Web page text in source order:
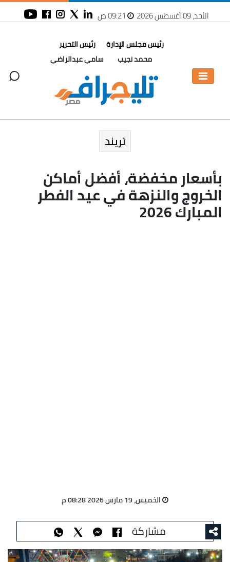
الأحد، 09 أغسطس 2026
رئيس مجلس الإدارة
محمد نجيب
رئيس التحرير
سامي عبدالراضي
تريند
بأسعار مخفضة، أفضل أماكن
الخروج والنزهة في عيد الفطر
المبارك 2026
الخميس، 19 مارس 2026 08:28 م
مشاركة